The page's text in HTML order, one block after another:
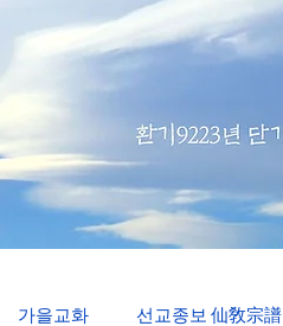
가을교화 선교종보 仙敎宗譜